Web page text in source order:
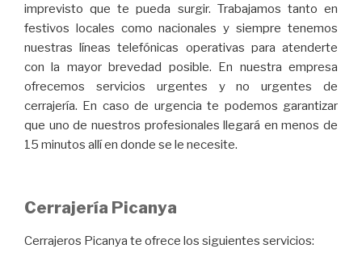
imprevisto que te pueda surgir. Trabajamos tanto en
festivos locales como nacionales y siempre tenemos
nuestras líneas telefónicas operativas para atenderte
con la mayor brevedad posible. En nuestra empresa
ofrecemos servicios urgentes y no urgentes de
cerrajería. En caso de urgencia te podemos garantizar
que uno de nuestros profesionales llegará en menos de
15 minutos allí en donde se le necesite.
Cerrajería Picanya
Cerrajeros Picanya te ofrece los siguientes servicios: